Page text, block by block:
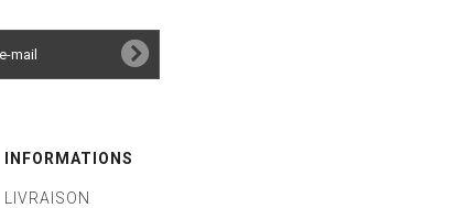
INFORMATIONS
LIVRAISON